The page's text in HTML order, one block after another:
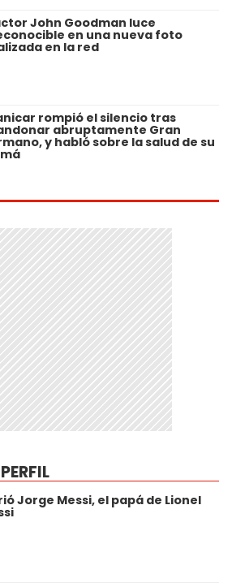
John Goodman luce
en una nueva foto
en la red
rompió el silencio tras
abruptamente Gran
y habló sobre la salud de su
Jorge Messi, el papá de Lionel